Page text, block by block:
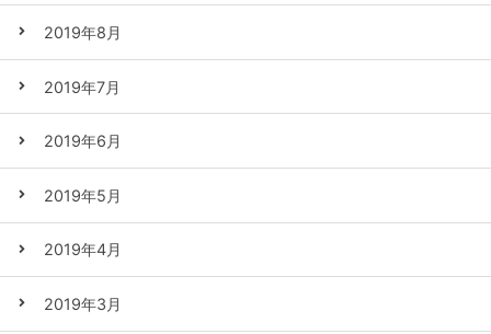
2019年8月
2019年7月
2019年6月
2019年5月
2019年4月
2019年3月